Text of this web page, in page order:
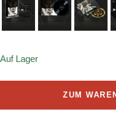
Auf Lager
ZUM